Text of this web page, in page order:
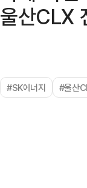
울산CLX
#SK에너지 #울산